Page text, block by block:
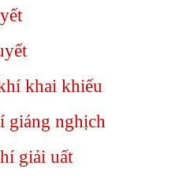
khai khiếu
giáng nghịch
giải uất